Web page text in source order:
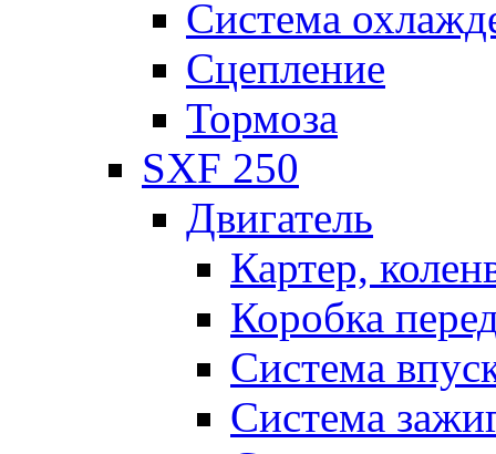
Система
Сцепление
Тормоза
SXF 250
Двигатель
Картер,
Коробка
Система
Система